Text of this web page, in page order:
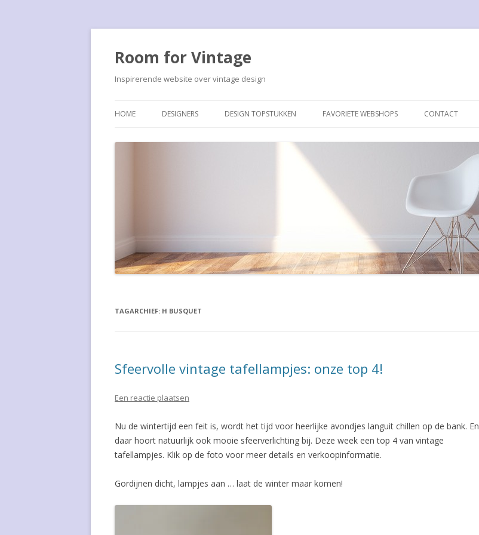
Room for Vintage
Inspirerende website over vintage design
HOME DESIGNERS
LE CORBUSIER
JEAN-LOUIS DOMECQ
POUL HENNINGSEN
HVIDT & MOLGAARD
ARNE JACOBSEN
PIERRE JEANNERET
DESIGN TOPSTUKKEN
CHAISE LONGUE B306
JIELDE LAMP
KJAERHOLM PK22
LES ARCS CHAIR
PH-5 LAMP
FAVORIETE WEBSHOPS
17DESIGN
BLOOMBERRY.EU
DESTIJDS DESIGN
ROOMOFART.DE
STUDIO 1900
VANONS
CONTACT
TAGARCHIEF: H BUSQUET
Sfeervolle vintage tafellampjes: onze top 4!
Een reactie plaatsen
Nu de wintertijd een feit is, wordt het tijd voor heerlijke avondjes languit chillen op de bank. En
daar hoort natuurlijk ook mooie sfeerverlichting bij. Deze week een top 4 van vintage
tafellampjes. Klik op de foto voor meer details en verkoopinformatie.
Gordijnen dicht, lampjes aan … laat de winter maar komen!